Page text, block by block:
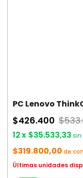
PC Lenovo
$426.400
12x $35.533,33 sin
$319.800,00 de
Últimas unidades